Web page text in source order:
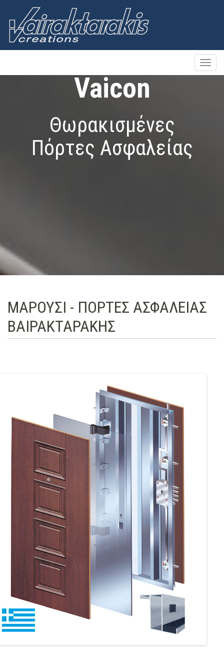
Vaicon
Θωρακισμένες
Πόρτες Ασφαλείας
ΜΑΡΟΥΣΙ - ΠΟΡΤΕΣ ΑΣΦΑΛΕΙΑΣ
ΒΑΙΡΑΚΤΑΡΑΚΗΣ
Toggle